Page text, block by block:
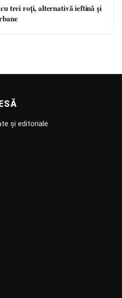
trei roți, alternativă ieftină și
și editoriale